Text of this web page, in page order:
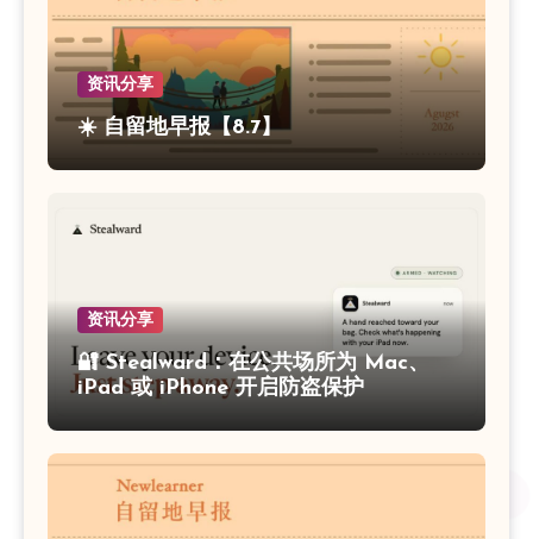
资讯分享
☀️ 自留地早报【8.7】
资讯分享
🔐 Stealward：在公共场所为 Mac、
iPad 或 iPhone 开启防盗保护